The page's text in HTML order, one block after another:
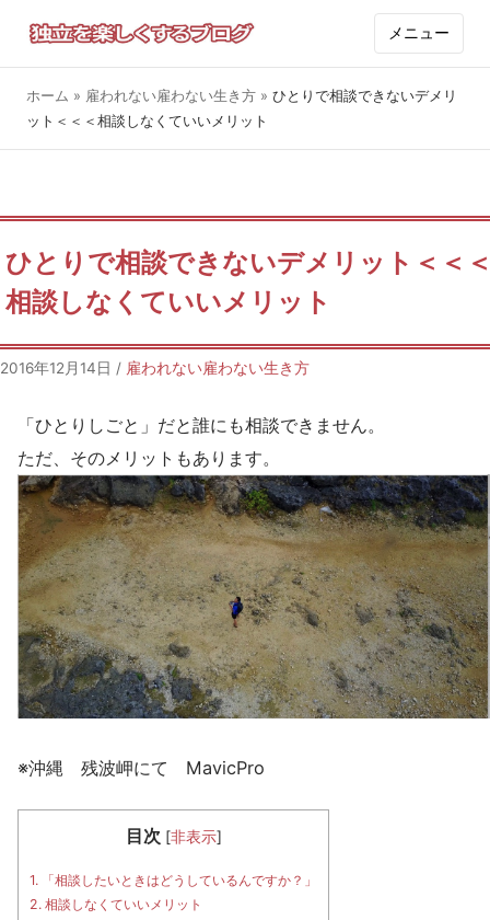
メニュー
ホーム » 雇われない雇わない生き方 » ひとりで相談できないデメリ
ット＜＜＜相談しなくていいメリット
ひとりで相談できないデメリット＜＜
相談しなくていいメリット
2016年12月14日 / 雇われない雇わない生き方
「ひとりしごと」だと誰にも相談できません。
ただ、そのメリットもあります。
※沖縄 残波岬にて MavicPro
目次 [非表示]
1. 「相談したいときはどうしているんですか？」
2. 相談しなくていいメリット